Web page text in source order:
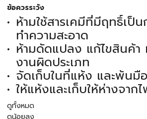
ข้อควรระวัง
ห้ามใช้สารเคมีที่มีฤทธิ์เป็
ทำความสะอาด
ห้ามดัดแปลง แก้ไขสินค้า
งานผิดประเภท
จัดเก็บในที่แห้ง และพ้นมื
ให้แห้งและเก็บให้ห่างจาก
ดูทั้งหมด
ดูน้อยลง